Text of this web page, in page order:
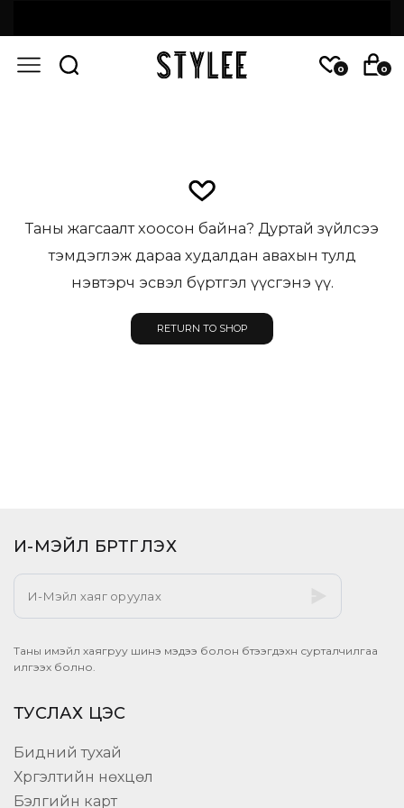
0 0
Таны жагсаалт хоосон байна? Дуртай зүйлсээ
тэмдэглэж дараа худалдан авахын тулд
нэвтэрч эсвэл бүртгэл үүсгэнэ үү.
RETURN TO SHOP
И-МЭЙЛ БҮРТГҮҮЛЭХ​
Таны имэйл хаягруу шинэ мэдээ болон бүтээгдэхүүн сурталчилгаа
илгээх болно.
ТУСЛАХ ЦЭС
Бидний тухай
Хүргэлтийн нөхцөл
Бэлгийн карт